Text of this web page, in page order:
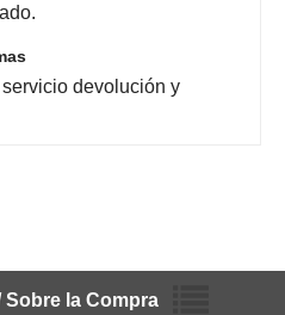
devolución y
la Compra